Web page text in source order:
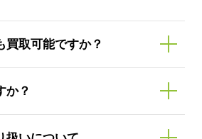
買取可能ですか？
か？
扱いについて